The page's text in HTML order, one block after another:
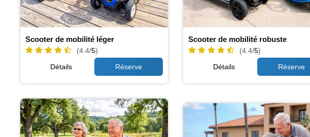
Scooter de mobilité léger
(4.4/5)
Détails
Scooter de mobilité robuste
(4.4/5)
Détails